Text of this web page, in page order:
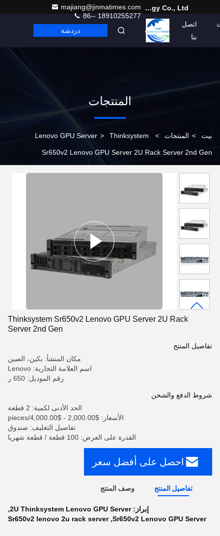
Beijing Guangtian Runze Technology Co., Ltd.
majiang@jinmatimes.com
86-- 18910255277
اتصل
بنا
Arabic دردشة
المنتجات
بيت > المنتجات >
Lenovo GPU Server > Thinksystem
Sr650v2 Lenovo GPU Server 2U Rack Server 2nd Gen
Thinksystem Sr650v2 Lenovo GPU Server 2U Rack
Server 2nd Gen
تفاصيل المنتج
مكان المنشأ: بكين، الصين
اسم العلامة التجارية: Lenovo
رقم الموديل: 650 ر
شروط الدفع والشحن
الحد الأدنى لكمية: 2 قطعة
الأسعار: $2,000.00 - $4,000.00/pieces
تفاصيل التغليف: صندوق
القدرة على العرض: 100 قطعة / قطعة شهريا
احصل على أفضل سعر
تفاصيل المنتج وصف المنتج
إبراز:2U Thinksystem Lenovo GPU Server
,
Sr650v2 Lenovo GPU Server
,
Sr650v2 lenovo 2u rack server